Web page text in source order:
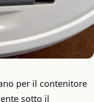
per il contenitore
sotto il